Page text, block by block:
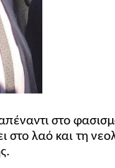
στο
στο λαό και τη